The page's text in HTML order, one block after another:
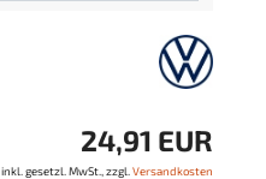
24,91 EUR
inkl. gesetzl. MwSt., zzgl. Versandkosten